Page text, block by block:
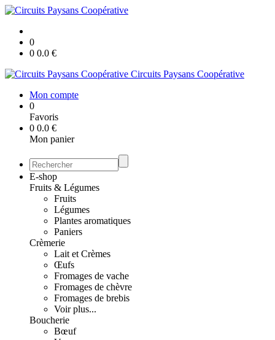
0
0 0.0 €
Circuits Paysans Coopérative
Mon compte
0
Favoris
0 0.0 €
Mon panier
E-shop
Fruits & Légumes
Fruits
Légumes
Plantes aromatiques
Paniers
Crèmerie
Lait et Crèmes
Œufs
Fromages de vache
Fromages de chèvre
Fromages de brebis
Voir plus...
Boucherie
Bœuf